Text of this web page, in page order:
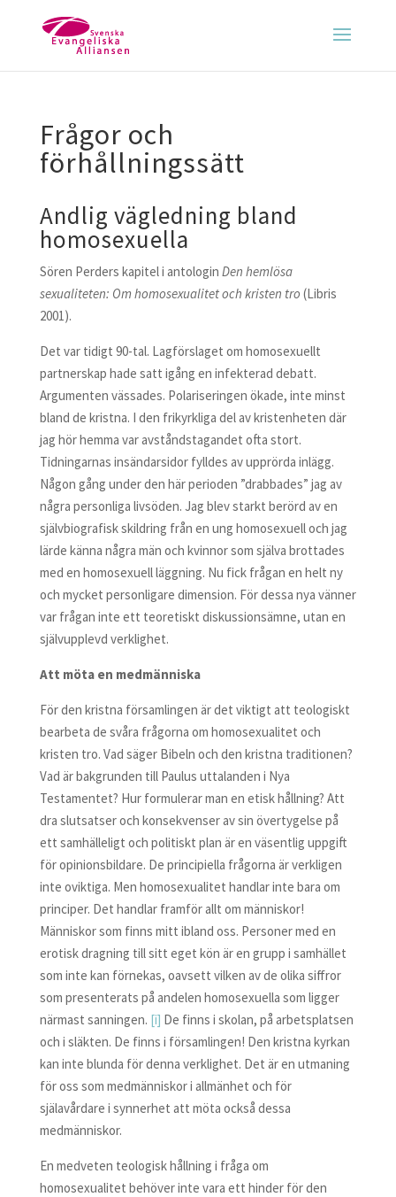
Frågor och
förhållningssätt
Andlig vägledning bland
homosexuella
Sören Perders kapitel i antologin Den hemlösa
sexualiteten: Om homosexualitet och kristen tro (Libris
2001).
Det var tidigt 90-tal. Lagförslaget om homosexuellt
partnerskap hade satt igång en infekterad debatt.
Argumenten vässades. Polariseringen ökade, inte minst
bland de kristna. I den frikyrkliga del av kristenheten där
jag hör hemma var avståndstagandet ofta stort.
Tidningarnas insändarsidor fylldes av upprörda inlägg.
Någon gång under den här perioden ”drabbades” jag av
några personliga livsöden. Jag blev starkt berörd av en
självbiografisk skildring från en ung homosexuell och jag
lärde känna några män och kvinnor som själva brottades
med en homosexuell läggning. Nu fick frågan en helt ny
och mycket personligare dimension. För dessa nya vänner
var frågan inte ett teoretiskt diskussionsämne, utan en
självupplevd verklighet.
Att möta en medmänniska
För den kristna församlingen är det viktigt att teologiskt
bearbeta de svåra frågorna om homosexualitet och
kristen tro. Vad säger Bibeln och den kristna traditionen?
Vad är bakgrunden till Paulus uttalanden i Nya
Testamentet? Hur formulerar man en etisk hållning? Att
dra slutsatser och konsekvenser av sin övertygelse på
ett samhälleligt och politiskt plan är en väsentlig uppgift
för opinionsbildare. De principiella frågorna är verkligen
inte oviktiga. Men homosexualitet handlar inte bara om
principer. Det handlar framför allt om människor!
Människor som finns mitt ibland oss. Personer med en
erotisk dragning till sitt eget kön är en grupp i samhället
som inte kan förnekas, oavsett vilken av de olika siffror
som presenterats på andelen homosexuella som ligger
närmast sanningen. [i] De finns i skolan, på arbetsplatsen
och i släkten. De finns i församlingen! Den kristna kyrkan
kan inte blunda för denna verklighet. Det är en utmaning
för oss som medmänniskor i allmänhet och för
själavårdare i synnerhet att möta också dessa
medmänniskor.
En medveten teologisk hållning i fråga om
homosexualitet behöver inte vara ett hinder för den